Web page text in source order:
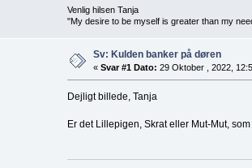
Venlig hilsen Tanja
"My desire to be myself is greater than my
Sv: Kulden banker på døren
« Svar #1 Dato: 29 Oktober , 2022,
Dejligt billede, Tanja
Er det Lillepigen, Skrat eller Mut-Mut,